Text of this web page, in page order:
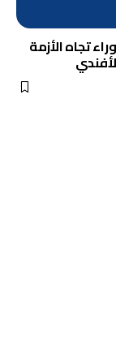
تجاه الأزمة